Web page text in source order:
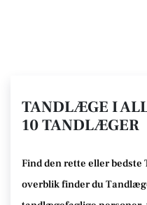
TANDLÆGE I
10 TANDLÆGER
Find den rette eller bedste
overblik finder du